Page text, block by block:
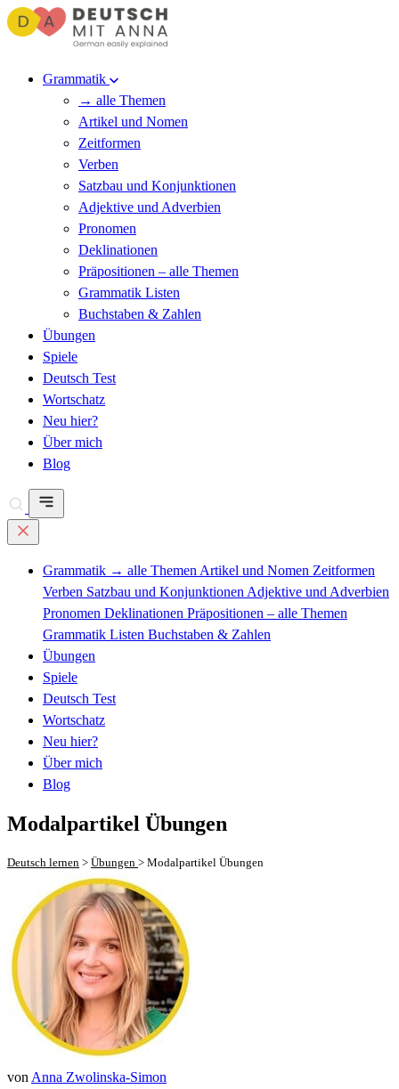
Grammatik
→ alle Themen
Artikel und Nomen
Zeitformen
Verben
Satzbau und Konjunktionen
Adjektive und Adverbien
Pronomen
Deklinationen
Präpositionen – alle Themen
Grammatik Listen
Buchstaben & Zahlen
Übungen
Spiele
Deutsch Test
Wortschatz
Neu hier?
Über mich
Blog
Grammatik → alle Themen Artikel und Nomen Zeitformen
Verben Satzbau und Konjunktionen Adjektive und Adverbien
Pronomen Deklinationen Präpositionen – alle Themen
Grammatik Listen Buchstaben & Zahlen
Übungen
Spiele
Deutsch Test
Wortschatz
Neu hier?
Über mich
Blog
Modalpartikel Übungen
Deutsch lernen > Übungen > Modalpartikel Übungen
von Anna Zwolinska-Simon